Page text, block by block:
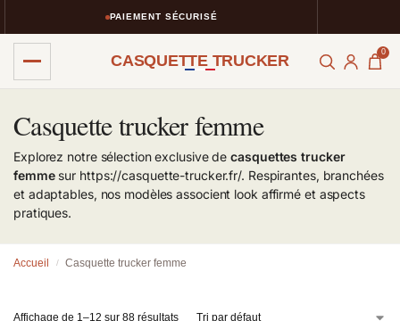
PAIEMENT SÉCURISÉ
CASQUETTE TRUCKER 0
Casquette trucker femme
Explorez notre sélection exclusive decasquettes trucker
femmesur https://casquette-trucker.fr/. Respirantes, branchées
et adaptables, nos modèles associent look affirmé et aspects
pratiques.
Accueil / Casquette trucker femme
Affichage de 1–12 sur 88 résultats